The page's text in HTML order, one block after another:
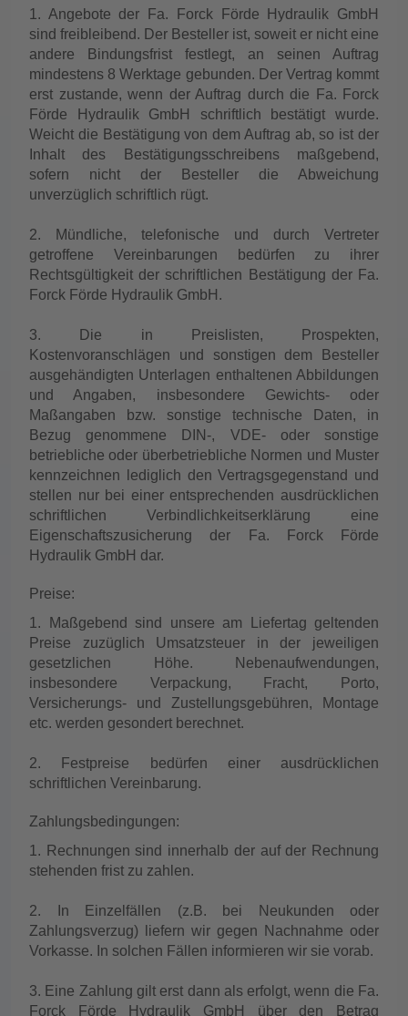
1. Angebote der Fa. Forck Förde Hydraulik GmbH
sind freibleibend. Der Besteller ist, soweit er nicht eine
andere Bindungsfrist festlegt, an seinen Auftrag
mindestens 8 Werktage gebunden. Der Vertrag kommt
erst zustande, wenn der Auftrag durch die Fa. Forck
Förde Hydraulik GmbH schriftlich bestätigt wurde.
Weicht die Bestätigung von dem Auftrag ab, so ist der
Inhalt des Bestätigungsschreibens maßgebend,
sofern nicht der Besteller die Abweichung
unverzüglich schriftlich rügt.
2. Mündliche, telefonische und durch Vertreter
getroffene Vereinbarungen bedürfen zu ihrer
Rechtsgültigkeit der schriftlichen Bestätigung der Fa.
Forck Förde Hydraulik GmbH.
3. Die in Preislisten, Prospekten,
Kostenvoranschlägen und sonstigen dem Besteller
ausgehändigten Unterlagen enthaltenen Abbildungen
und Angaben, insbesondere Gewichts- oder
Maßangaben bzw. sonstige technische Daten, in
Bezug genommene DIN-, VDE- oder sonstige
betriebliche oder überbetriebliche Normen und Muster
kennzeichnen lediglich den Vertragsgegenstand und
stellen nur bei einer entsprechenden ausdrücklichen
schriftlichen Verbindlichkeitserklärung eine
Eigenschaftszusicherung der Fa. Forck Förde
Hydraulik GmbH dar.
Preise:
1. Maßgebend sind unsere am Liefertag geltenden
Preise zuzüglich Umsatzsteuer in der jeweiligen
gesetzlichen Höhe. Nebenaufwendungen,
insbesondere Verpackung, Fracht, Porto,
Versicherungs- und Zustellungsgebühren, Montage
etc. werden gesondert berechnet.
2. Festpreise bedürfen einer ausdrücklichen
schriftlichen Vereinbarung.
Zahlungsbedingungen:
1. Rechnungen sind innerhalb der auf der Rechnung
stehenden frist zu zahlen.
2. In Einzelfällen (z.B. bei Neukunden oder
Zahlungsverzug) liefern wir gegen Nachnahme oder
Vorkasse. In solchen Fällen informieren wir sie vorab.
3. Eine Zahlung gilt erst dann als erfolgt, wenn die Fa.
Forck Förde Hydraulik GmbH über den Betrag